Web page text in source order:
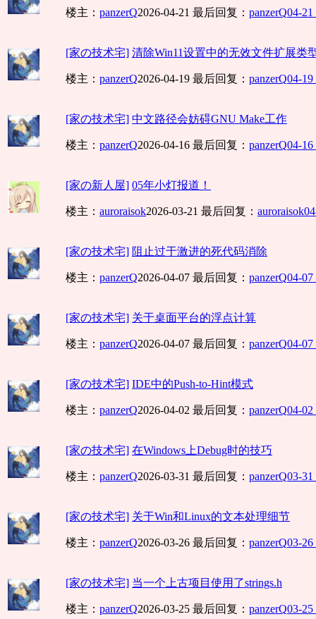
楼主： panzerQ2026-04-21 最后回复： panzerQ04-21
[家の技术宅] 清除Win11设置中的无效文件扩展类
楼主： panzerQ2026-04-19 最后回复： panzerQ04-19
[家の技术宅] 中文路径会妨碍GNU Make工作
楼主： panzerQ2026-04-16 最后回复： panzerQ04-16
[家の新人屋] 05年小灯报道！
楼主： auroraisok2026-03-21 最后回复： auroraisok
[家の技术宅] 阻止过于激进的死代码消除
楼主： panzerQ2026-04-07 最后回复： panzerQ04-07
[家の技术宅] 关于桌面平台的浮点计算
楼主： panzerQ2026-04-07 最后回复： panzerQ04-07
[家の技术宅] IDE中的Push-to-Hint模式
楼主： panzerQ2026-04-02 最后回复： panzerQ04-02
[家の技术宅] 在Windows上Debug时的技巧
楼主： panzerQ2026-03-31 最后回复： panzerQ03-31
[家の技术宅] 关于Win和Linux的文本处理细节
楼主： panzerQ2026-03-26 最后回复： panzerQ03-26
[家の技术宅] 当一个上古项目使用了strings.h
楼主： panzerQ2026-03-25 最后回复： panzerQ03-25